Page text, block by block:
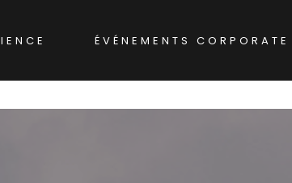
ÉVÉNEMENTS CORPORATE